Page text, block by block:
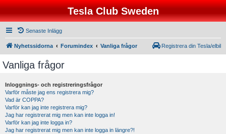
Tesla Club Sweden
Senaste Inlägg
Nyhetssidorna Forumindex Vanliga frågor Registrera din Tesla/elbil
Vanliga frågor
Inloggnings- och registreringsfrågor
Varför måste jag ens registrera mig?
Vad är COPPA?
Varför kan jag inte registrera mig?
Jag har registrerat mig men kan inte logga in!
Varför kan jag inte logga in?
Jag har registrerat mig men kan inte logga in längre?!